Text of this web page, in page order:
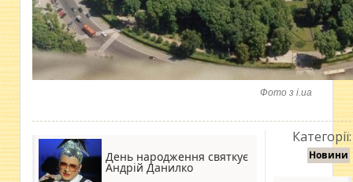
Фото з i.ua
День народження святкує
Андрій Данилко
Категорії:
Новини